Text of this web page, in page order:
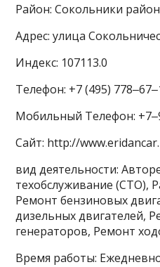
Район: Сокольники район
Адрес: улица
Индекс: 107113.0
Телефон: +7 (495)
Мобильный Телефон:
Сайт: http://
вид деятельности:
техобслуживание (СТО),
Ремонт бензиновых
дизельных двигателей,
генераторов, Ремонт
Время работы: